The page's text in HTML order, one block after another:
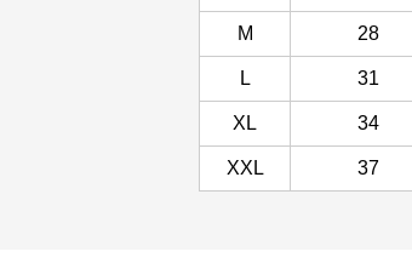
M 28
L 31
XL 34
XXL 37